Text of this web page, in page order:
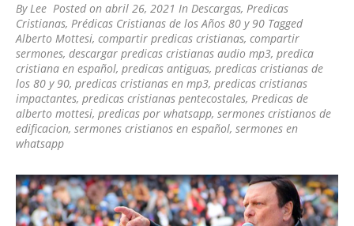
ByLee Posted on abril 26, 2021 In Descargas, Predicas
Cristianas, Prédicas Cristianas de los Años 80 y 90 Tagged
Alberto Mottesi, compartir predicas cristianas, compartir
sermones, descargar predicas cristianas audio mp3, predica
cristiana en español, predicas antiguas, predicas cristianas de
los 80 y 90, predicas cristianas en mp3, predicas cristianas
impactantes, predicas cristianas pentecostales, Predicas de
alberto mottesi, predicas por whatsapp, sermones cristianos de
edificacion, sermones cristianos en español, sermones en
whatsapp